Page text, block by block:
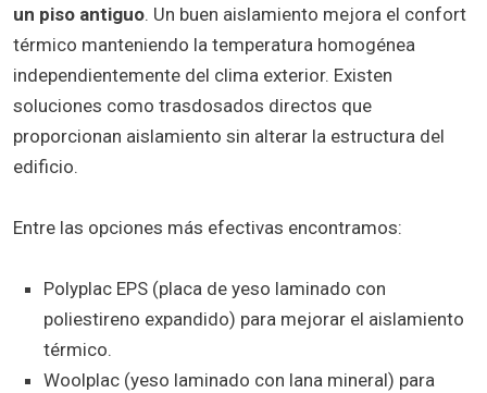
un piso antiguo. Un buen aislamiento mejora el confort
térmico manteniendo la temperatura homogénea
independientemente del clima exterior. Existen
soluciones como trasdosados directos que
proporcionan aislamiento sin alterar la estructura del
edificio.
Entre las opciones más efectivas encontramos:
Polyplac EPS (placa de yeso laminado con
poliestireno expandido) para mejorar el aislamiento
térmico.
Woolplac (yeso laminado con lana mineral) para